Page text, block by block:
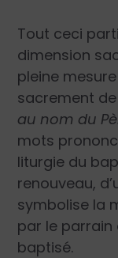
Tout ceci
dimension
pleine
sacrement
au nom du
mots
liturgie du
renouveau,
symbolise la
par le parrain
baptisé.